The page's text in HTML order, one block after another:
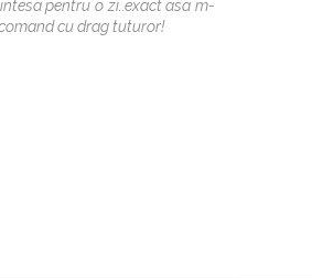
pentru o zi..exact asa m-
cu drag tuturor!